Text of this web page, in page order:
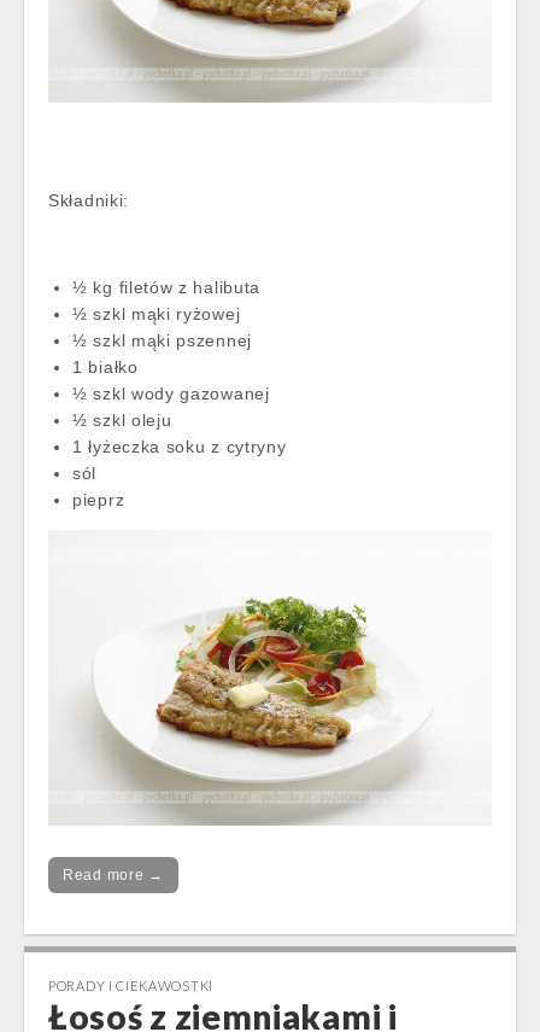
Składniki:
½ kg filetów z halibuta
½ szkl mąki ryżowej
½ szkl mąki pszennej
1 białko
½ szkl wody gazowanej
½ szkl oleju
1 łyżeczka soku z cytryny
sól
pieprz
Read more →
PORADY I CIEKAWOSTKI
Łosoś z ziemniakami i